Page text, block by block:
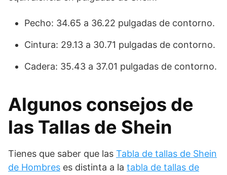
Pecho: 34.65 a 36.22 pulgadas de contorno.
Cintura: 29.13 a 30.71 pulgadas de contorno.
Cadera: 35.43 a 37.01 pulgadas de contorno.
Algunos consejos de
las Tallas de Shein
Tienes que saber que las Tabla de tallas de Shein
de Hombres es distinta a la tabla de tallas de